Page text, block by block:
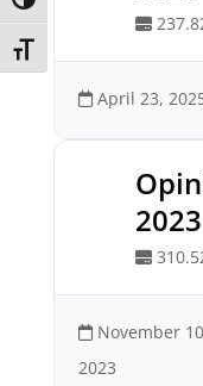
Toggle Font size
April 23,
November
2023